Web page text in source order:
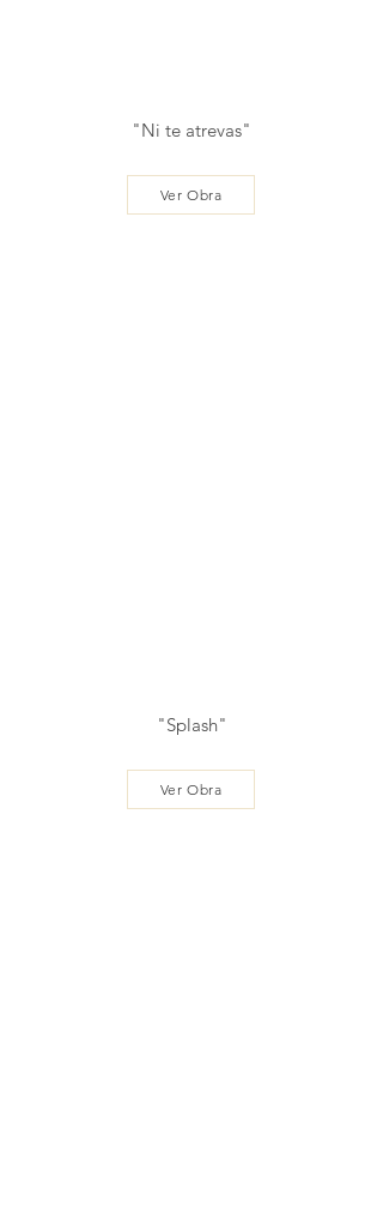
"Ni te atrevas"
Ver Obra
"Splash"
Ver Obra